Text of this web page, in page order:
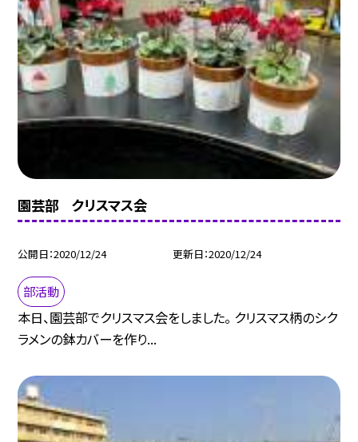
園芸部 クリスマス会
公開日 2020/12/24 更新日 2020/12/24
部活動
本日、園芸部でクリスマス会をしました。 クリスマス柄のシク
ラメンの鉢カバーを作り...